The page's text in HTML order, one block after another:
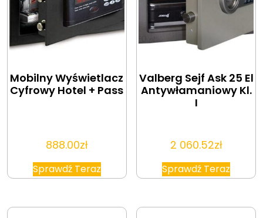
Mobilny Wyświetlacz
Cyfrowy Hotel + Pass
888.00zł
Sprawdź Teraz
Valberg Sejf Ask 25 El
Antywłamaniowy Kl.
I
2 060.52zł
Sprawdź Teraz